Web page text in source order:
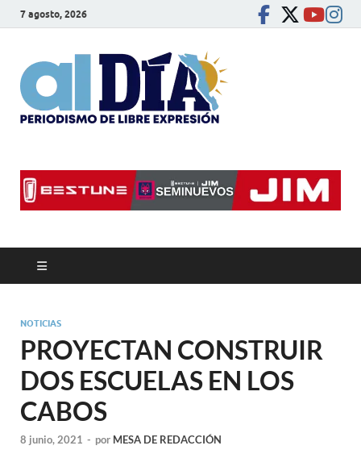
7 agosto, 2026
NOTICIAS
PROYECTAN CONSTRUIR
DOS ESCUELAS EN LOS
CABOS
8 junio, 2021 - por MESA DE REDACCIÓN